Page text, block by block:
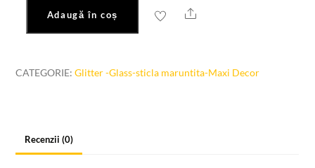
Maxi
Adaugă în coș Share
CATEGORIE:Glitter -Glass-sticla maruntita-Maxi Decor
Recenzii (0)